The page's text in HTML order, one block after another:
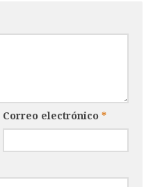
Correo electrónico *